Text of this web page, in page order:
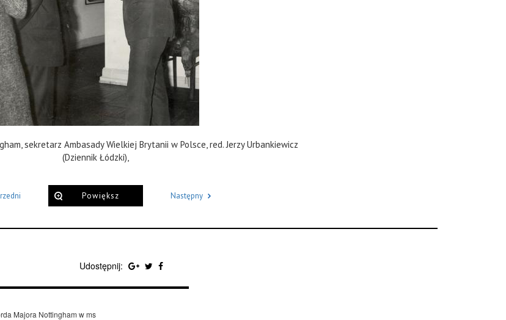
sekretarz Ambasady Wielkiej Brytanii w Polsce, red. Jerzy Urbankiewicz
(Dziennik Łódzki),
Powiększ Następny
Udostępnij:
Majora Nottingham w ms